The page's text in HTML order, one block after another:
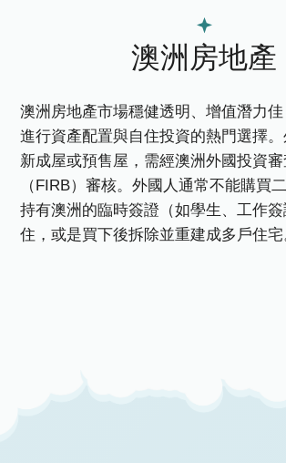
澳洲房地產
澳洲房地產市場穩健透明、增值潛力
進行資產配置與自住投資的熱門選擇
新成屋或預售屋，需經澳洲外國投資
（FIRB）審核。外國人通常不能購買
持有澳洲的臨時簽證（如學生、工作
住，或是買下後拆除並重建成多戶住宅